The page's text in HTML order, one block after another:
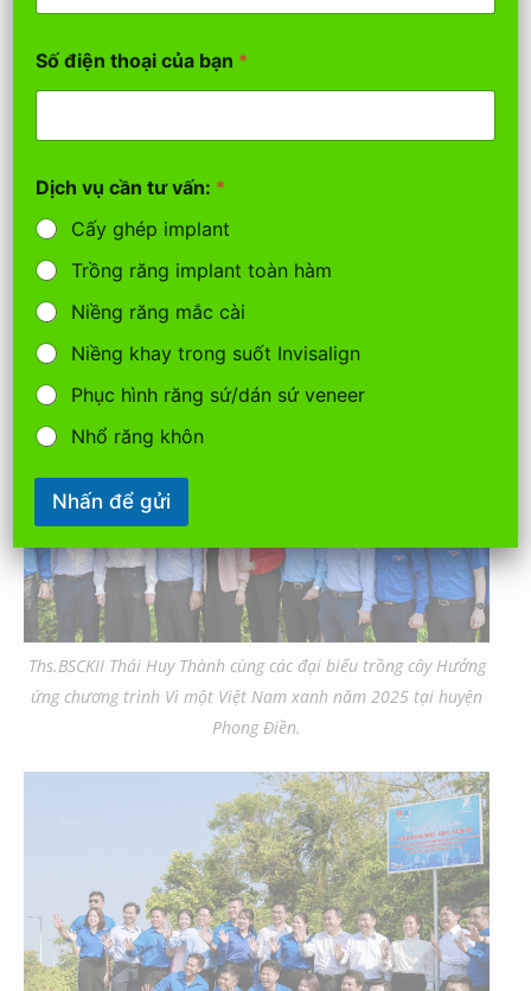
Ths.BSCKII Thái Huy Thành cùng các đại biểu trồng cây Hưởng
ứng chương trình Vì một Việt Nam xanh năm 2025 tại huyện
Ths.BSCKII Thái Huy Thành cùng các đại biểu trồng cây Hưởng
ứng chương trình Vì một Việt Nam xanh năm 2025 tại huyện
Phong Điền.
D
c
h
Số điện thoại của bạn *
Dịch vụ cần tư vấn: *
Cấy ghép implant
Trồng răng implant toàn hàm
Niềng răng mắc cài
Niềng khay trong suốt Invisalign
Phục hình răng sứ/dán sứ veneer
Nhổ răng khôn
Nhấn để gửi